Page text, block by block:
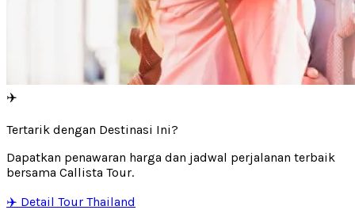
✈️
Tertarik dengan Destinasi Ini?
Dapatkan penawaran harga dan jadwal perjalanan terbaik
bersama Callista Tour.
✈️ Detail Tour Thailand